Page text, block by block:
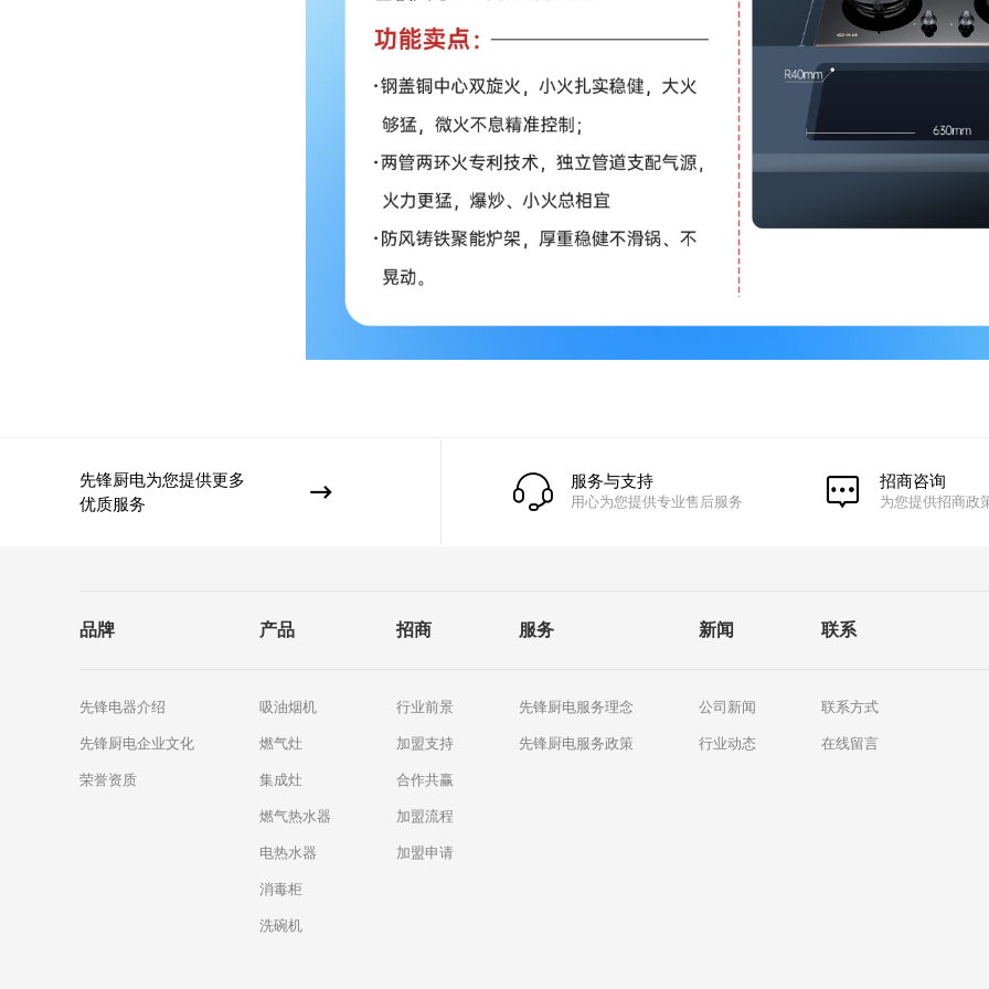
先锋厨电为您提供更多
优质服务
服务与支持
用心为您提供专业售后服务
招商咨询
为您提供招商政
品牌
先锋电器介绍
先锋厨电企业文化
荣誉资质
产品
吸油烟机
燃气灶
集成灶
燃气热水器
电热水器
消毒柜
洗碗机
招商
行业前景
加盟支持
合作共赢
加盟流程
加盟申请
服务
先锋厨电服务理念
先锋厨电服务政策
新闻
公司新闻
行业动态
联系
联系方式
在线留言